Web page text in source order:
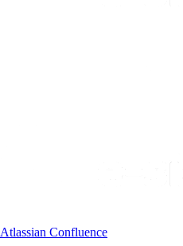
Atlassian Confluence